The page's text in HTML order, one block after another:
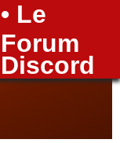
• Le
Forum
Discord